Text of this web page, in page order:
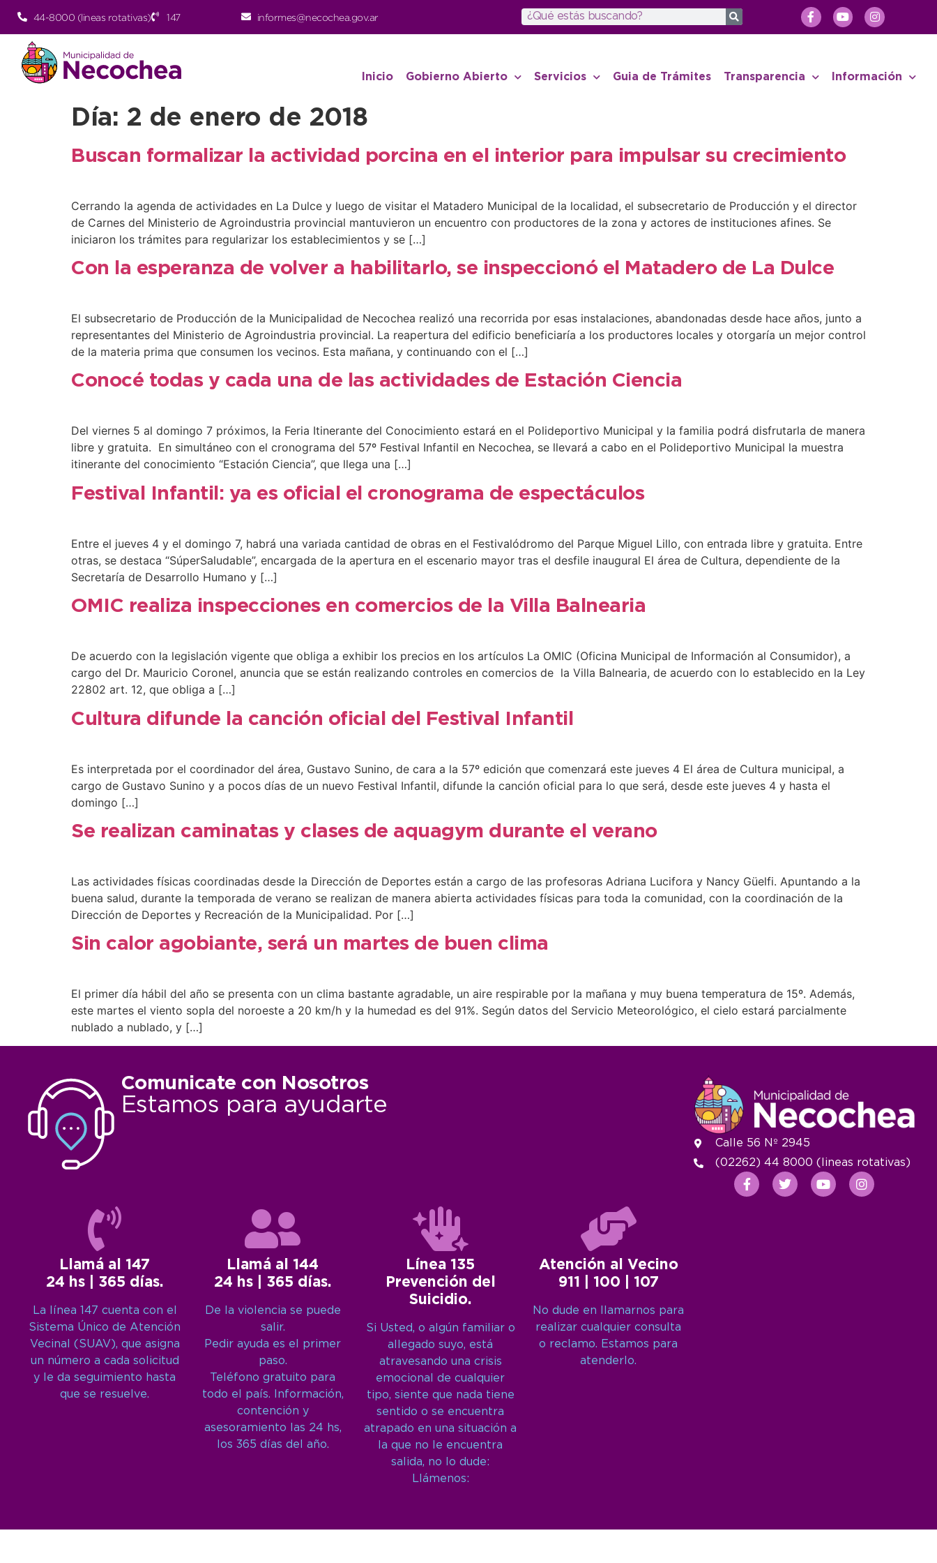
44-8000 (lineas rotativas) 147 informes@necochea.gov.ar
Inicio Gobierno Abierto Servicios Guia de Trámites Transparencia Información
Día: 2 de enero de 2018
Buscan formalizar la actividad porcina en el interior para impulsar su crecimiento
Cerrando la agenda de actividades en La Dulce y luego de visitar el Matadero Municipal de la localidad, el subsecretario de Producción y el director
de Carnes del Ministerio de Agroindustria provincial mantuvieron un encuentro con productores de la zona y actores de instituciones afines. Se
iniciaron los trámites para regularizar los establecimientos y se […]
Con la esperanza de volver a habilitarlo, se inspeccionó el Matadero de La Dulce
El subsecretario de Producción de la Municipalidad de Necochea realizó una recorrida por esas instalaciones, abandonadas desde hace años, junto a
representantes del Ministerio de Agroindustria provincial. La reapertura del edificio beneficiaría a los productores locales y otorgaría un mejor control
de la materia prima que consumen los vecinos. Esta mañana, y continuando con el […]
Conocé todas y cada una de las actividades de Estación Ciencia
Del viernes 5 al domingo 7 próximos, la Feria Itinerante del Conocimiento estará en el Polideportivo Municipal y la familia podrá disfrutarla de manera
libre y gratuita. En simultáneo con el cronograma del 57º Festival Infantil en Necochea, se llevará a cabo en el Polideportivo Municipal la muestra
itinerante del conocimiento “Estación Ciencia”, que llega una […]
Festival Infantil: ya es oficial el cronograma de espectáculos
Entre el jueves 4 y el domingo 7, habrá una variada cantidad de obras en el Festivalódromo del Parque Miguel Lillo, con entrada libre y gratuita. Entre
otras, se destaca “SúperSaludable”, encargada de la apertura en el escenario mayor tras el desfile inaugural El área de Cultura, dependiente de la
Secretaría de Desarrollo Humano y […]
OMIC realiza inspecciones en comercios de la Villa Balnearia
De acuerdo con la legislación vigente que obliga a exhibir los precios en los artículos La OMIC (Oficina Municipal de Información al Consumidor), a
cargo del Dr. Mauricio Coronel, anuncia que se están realizando controles en comercios de la Villa Balnearia, de acuerdo con lo establecido en la Ley
22802 art. 12, que obliga a […]
Cultura difunde la canción oficial del Festival Infantil
Es interpretada por el coordinador del área, Gustavo Sunino, de cara a la 57º edición que comenzará este jueves 4 El área de Cultura municipal, a
cargo de Gustavo Sunino y a pocos días de un nuevo Festival Infantil, difunde la canción oficial para lo que será, desde este jueves 4 y hasta el
domingo […]
Se realizan caminatas y clases de aquagym durante el verano
Las actividades físicas coordinadas desde la Dirección de Deportes están a cargo de las profesoras Adriana Lucifora y Nancy Güelfi. Apuntando a la
buena salud, durante la temporada de verano se realizan de manera abierta actividades físicas para toda la comunidad, con la coordinación de la
Dirección de Deportes y Recreación de la Municipalidad. Por […]
Sin calor agobiante, será un martes de buen clima
El primer día hábil del año se presenta con un clima bastante agradable, un aire respirable por la mañana y muy buena temperatura de 15º. Además,
este martes el viento sopla del noroeste a 20 km/h y la humedad es del 91%. Según datos del Servicio Meteorológico, el cielo estará parcialmente
nublado a nublado, y […]
Comunicate con Nosotros
Estamos para ayudarte
Llamá al 147
24 hs | 365 días.
La línea 147 cuenta con el
Sistema Único de Atención
Vecinal (SUAV), que asigna
un número a cada solicitud
y le da seguimiento hasta
que se resuelve.
Llamá al 144
24 hs | 365 días.
De la violencia se puede
salir.
Pedir ayuda es el primer
paso.
Teléfono gratuito para
todo el país. Información,
contención y
asesoramiento las 24 hs,
los 365 días del año.
Línea 135
Prevención del
Suicidio.
Si Usted, o algún familiar o
allegado suyo, está
atravesando una crisis
emocional de cualquier
tipo, siente que nada tiene
sentido o se encuentra
atrapado en una situación a
la que no le encuentra
salida, no lo dude:
Llámenos:
Atención al Vecino
911 | 100 | 107
No dude en llamarnos para
realizar cualquier consulta
o reclamo. Estamos para
atenderlo.
Calle 56 Nº 2945
(02262) 44 8000 (lineas rotativas)